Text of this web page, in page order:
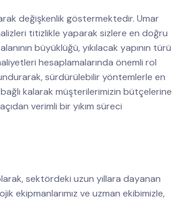
değişkenlik göstermektedir. Umar
titizlikle yaparak sizlere en doğru
büyüklüğü, yıkılacak yapının türü
hesaplamalarında önemli rol
sürdürülebilir yöntemlerle en
kalarak müşterilerimizin bütçelerine
verimli bir yıkım süreci
sektördeki uzun yıllara dayanan
ekipmanlarımız ve uzman ekibimizle,